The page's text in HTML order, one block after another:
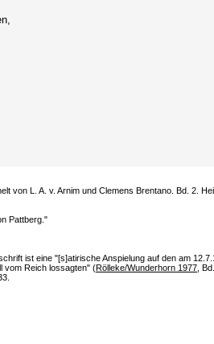
von L. A. v. Arnim und Clemens Brentano. Bd. 2.
Pattberg."
ist eine "[s]atirische Anspielung auf den am
vom Reich lossagten" (Rölleke/Wunderhorn 1977,